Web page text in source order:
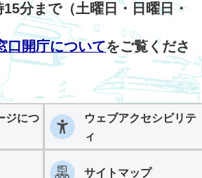
分まで（土曜日・日曜日・
口開庁についてをご覧くださ
ジにつ
ウェブアクセシビリテ
ィ
サイトマップ